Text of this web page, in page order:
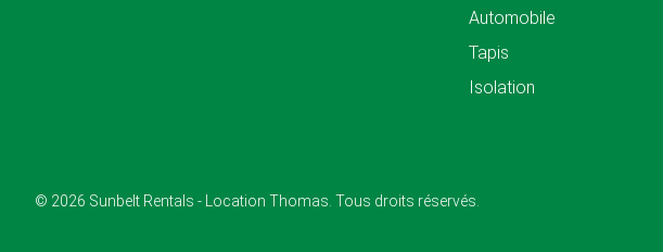
Automobile
Tapis
Isolation
© 2026 Sunbelt Rentals - Location Thomas. Tous droits réservés.